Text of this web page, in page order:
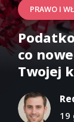
PRAWO I
co
Twojej
19